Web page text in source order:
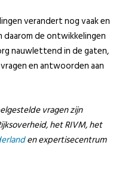
verandert nog vaak en
daarom de ontwikkelingen
nauwlettend in de gaten,
en antwoorden aan
vragen zijn
het RIVM, het
en expertisecentrum